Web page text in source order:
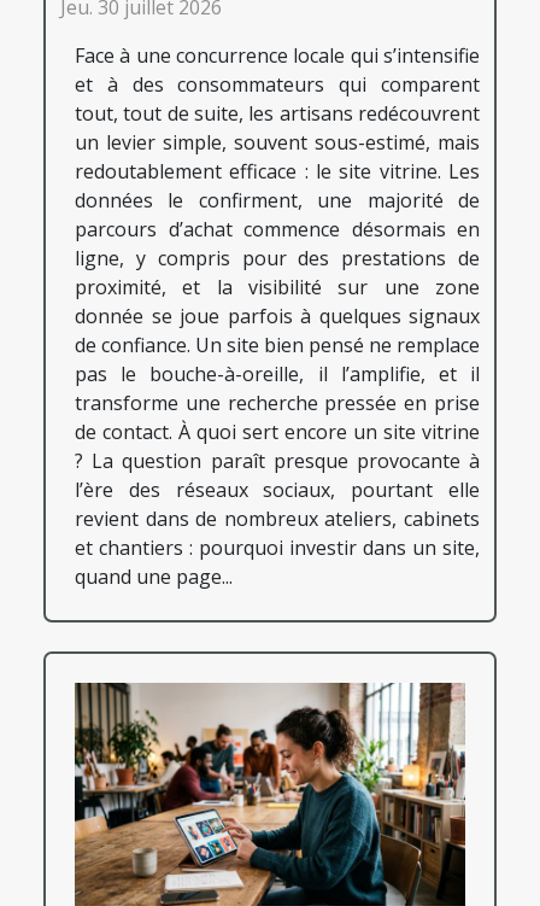
Jeu. 30 juillet 2026
Face à une concurrence locale qui s’intensifie
et à des consommateurs qui comparent
tout, tout de suite, les artisans redécouvrent
un levier simple, souvent sous-estimé, mais
redoutablement efficace : le site vitrine. Les
données le confirment, une majorité de
parcours d’achat commence désormais en
ligne, y compris pour des prestations de
proximité, et la visibilité sur une zone
donnée se joue parfois à quelques signaux
de confiance. Un site bien pensé ne remplace
pas le bouche-à-oreille, il l’amplifie, et il
transforme une recherche pressée en prise
de contact. À quoi sert encore un site vitrine
? La question paraît presque provocante à
l’ère des réseaux sociaux, pourtant elle
revient dans de nombreux ateliers, cabinets
et chantiers : pourquoi investir dans un site,
quand une page...